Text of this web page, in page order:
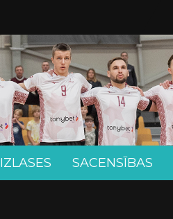
IZLASES SACENSĪBAS